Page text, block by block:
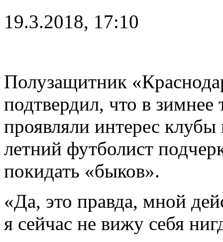
19.3.2018, 17:10
Полузащитник
подтвердил, что в
проявляли интерес
летний футболист
покидать «быков».
«Да, это правда, мной
я сейчас не вижу себя